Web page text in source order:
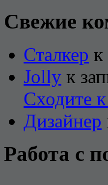
Свежие
Сталкер к
Jolly к
Сходите
Дизайнер
Работа с